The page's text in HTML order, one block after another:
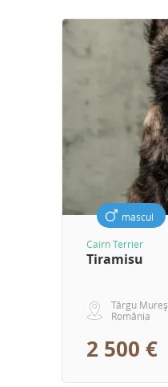
mascul
Cairn Terrier
Tiramisu
Târgu Mureș
România
2 500 €